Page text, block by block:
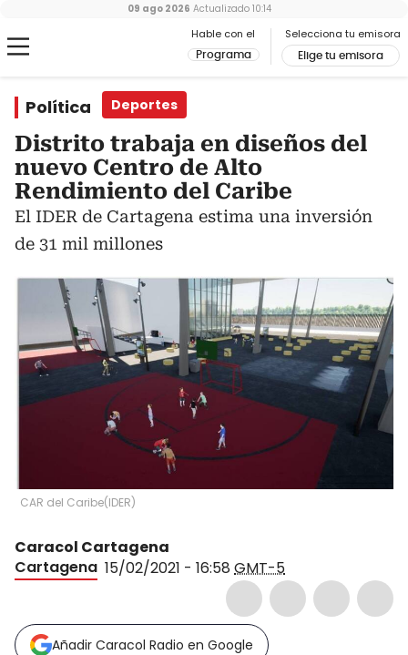
Hable con el
Programa
Selecciona tu emisora
Elige tu emisora
09 ago 2026 Actualizado 10:14
Política Deportes
Distrito trabaja en diseños del
nuevo Centro de Alto
Rendimiento del Caribe
El IDER de Cartagena estima una inversión
de 31 mil millones
CAR del Caribe(IDER)
Caracol Cartagena
Cartagena 15/02/2021 - 16:58 GMT-5
Añadir Caracol Radio en Google